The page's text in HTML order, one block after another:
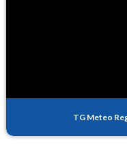
TG Meteo